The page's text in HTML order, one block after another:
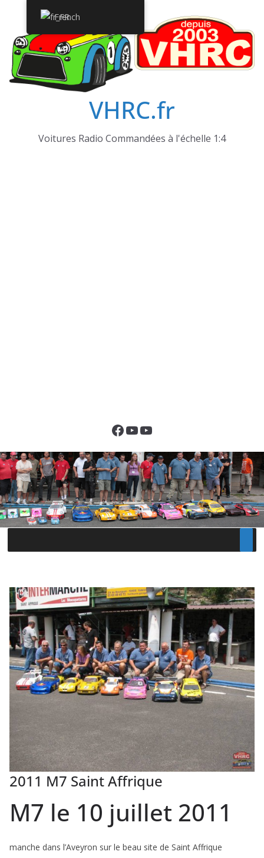
contenu
VHRC.fr
Voitures Radio Commandées à l'échelle 1:4
Facebook
YouTube
YouTube
2011 M7 Saint Affrique
M7 le 10 juillet 2011
manche dans l’Aveyron sur le beau site de Saint Affrique
French